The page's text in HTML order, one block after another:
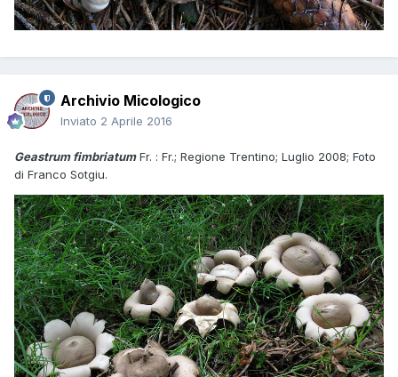
Archivio Micologico
Inviato 2 Aprile 2016
Geastrum fimbriatumFr. : Fr.; Regione Trentino; Luglio 2008; Foto
di Franco Sotgiu.